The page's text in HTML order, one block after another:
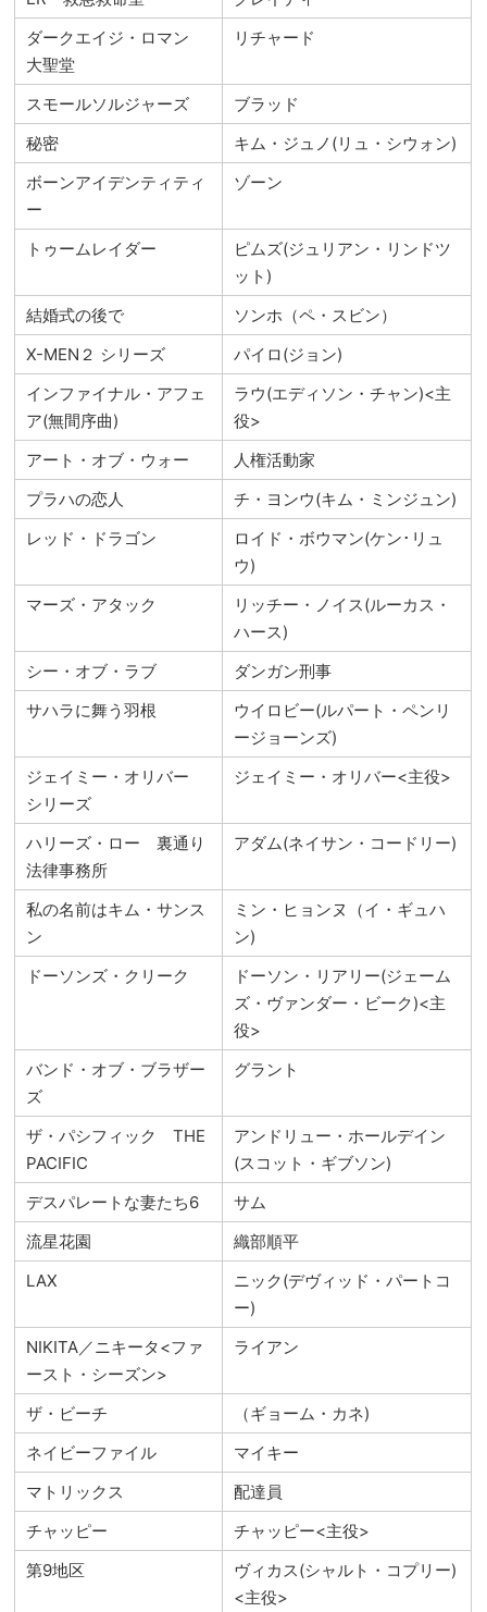
ダークエイジ・ロマン
大聖堂
リチャード
スモールソルジャーズ
ブラッド
秘密
キム・ジュノ(リュ・シウォン)
ボーンアイデンティティ
ー
ゾーン
トゥームレイダー
ピムズ(ジュリアン・リンドツ
ット)
結婚式の後で
ソンホ（ペ・スビン）
X-MEN２ シリーズ
パイロ(ジョン)
インファイナル・アフェ
ア(無間序曲)
ラウ(エディソン・チャン)<主
役>
アート・オブ・ウォー
人権活動家
プラハの恋人
チ・ヨンウ(キム・ミンジュン)
レッド・ドラゴン
ロイド・ボウマン(ケン･リュ
ウ)
マーズ・アタック
リッチー・ノイス(ルーカス・
ハース)
シー・オブ・ラブ
ダンガン刑事
サハラに舞う羽根
ウイロビー(ルパート・ペンリ
ージョーンズ)
ジェイミー・オリバー
シリーズ
ジェイミー・オリバー<主役>
ハリーズ・ロー 裏通り
法律事務所
アダム(ネイサン・コードリー)
私の名前はキム・サンス
ン
ミン・ヒョンヌ（イ・ギュハ
ン)
ドーソンズ・クリーク
ドーソン・リアリー(ジェーム
ズ・ヴァンダー・ビーク)<主
役>
バンド・オブ・ブラザー
ズ
グラント
ザ・パシフィック THE
PACIFIC
アンドリュー・ホールデイン
(スコット・ギブソン)
デスパレートな妻たち6
サム
流星花園
織部順平
LAX
ニック(デヴィッド・パートコ
ー)
NIKITA／ニキータ<ファ
ースト・シーズン>
ライアン
ザ・ビーチ
（ギョーム・カネ)
ネイビーファイル
マイキー
マトリックス
配達員
チャッピー
チャッピー<主役>
第9地区
ヴィカス(シャルト・コプリー)
<主役>